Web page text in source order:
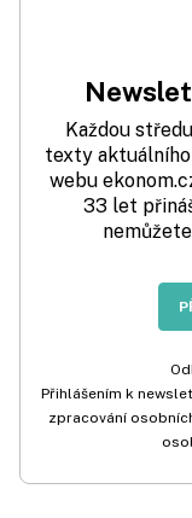
Každou
texty
webu
33 let
Přihlášením k
zpracování